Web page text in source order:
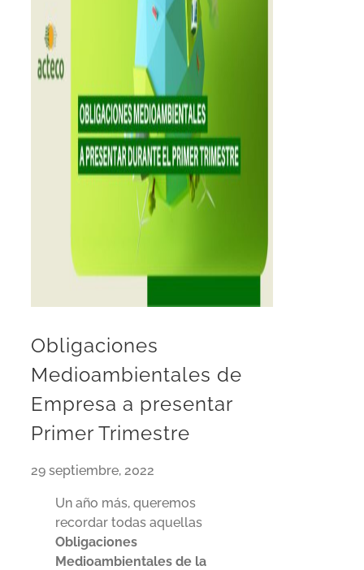
Obligaciones
Medioambientales de
Empresa a presentar
Primer Trimestre
29 septiembre, 2022
Un año más, queremos
recordar todas aquellas
Obligaciones
Medioambientales de la